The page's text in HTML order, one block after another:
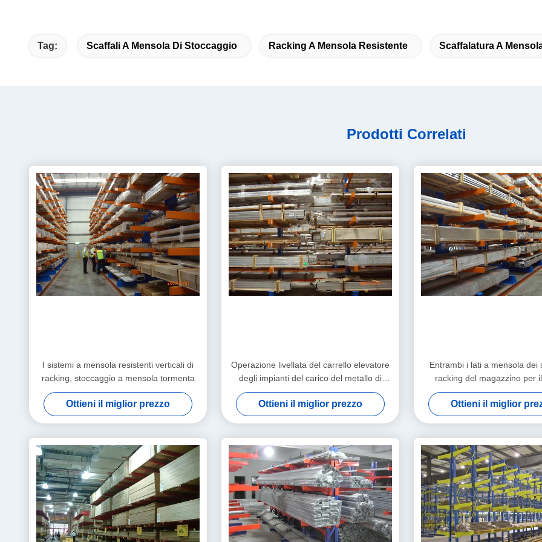
Tag: Scaffali A Mensola Di Stoccaggio Racking A Mensola Resistente Scaffalatura A
Prodotti Correlati
I sistemi a mensola resistenti verticali di
racking, stoccaggio a mensola tormenta
Ottieni il miglior prezzo
Operazione livellata del carrello elevatore
degli impianti del carico del metallo di
stoccaggio del braccio resistente degli
scaffali 9
Ottieni il miglior prezzo
Entrambi i lati a mensola dei
racking del magazzino per
alluminio
Ottieni il miglior